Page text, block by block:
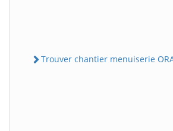
Trouver chantier menuiserie